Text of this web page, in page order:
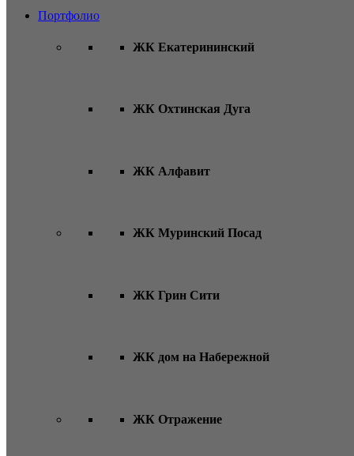
Портфолио
ЖК Екатерининский
ЖК Охтинская Дуга
ЖК Алфавит
ЖК Муринский Посад
ЖК Грин Сити
ЖК дом на Набережной
ЖК Отражение